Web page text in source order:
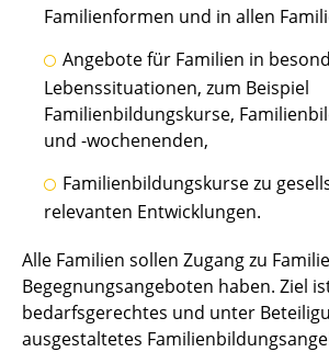
Familienformen und in allen
Angebote für Familien in
Lebenssituationen, zum Beispiel
Familienbildungskurse,
und -wochenenden,
Familienbildungskurse zu
relevanten Entwicklungen.
Alle Familien sollen Zugang zu
Begegnungsangeboten haben. Ziel
bedarfsgerechtes und unter
ausgestaltetes